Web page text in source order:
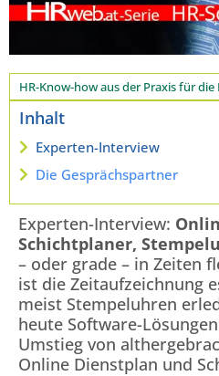
HR-Know-how aus der Praxis für die
Inhalt
Experten-Interview
Die Gesprächspartner
Experten-Interview:
Schichtplaner,
– oder grade – in Zeiten
ist die Zeitaufzeichnung
meist Stempeluhren
heute Software-
Umstieg von
Online Dienstplan und